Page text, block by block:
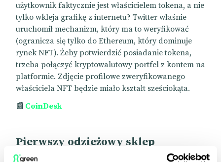
użytkownik faktycznie jest właścicielem tokena, a nie
tylko wkleja grafikę z internetu? Twitter właśnie
uruchomił mechanizm, który ma to weryfikować
(ogranicza się tylko do Ethereum, który dominuje
rynek NFT). Żeby potwierdzić posiadanie tokena,
trzeba połączyć kryptowalutowy portfel z kontem na
platformie. Zdjęcie profilowe zweryfikowanego
właściciela NFT będzie miało kształt sześciokąta.
📰 CoinDesk
Pierwszy odzieżowy sklep
Amazona